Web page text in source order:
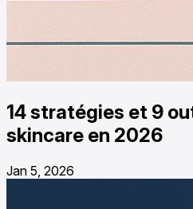
14 stratégies et 9
skincare en 2026
Jan 5, 2026